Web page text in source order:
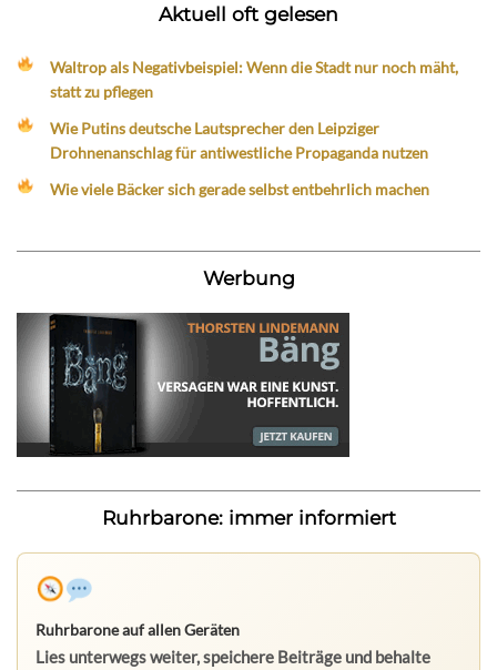
Aktuell oft gelesen
Waltrop als Negativbeispiel: Wenn die Stadt nur noch mäht,
statt zu pflegen
Wie Putins deutsche Lautsprecher den Leipziger
Drohnenanschlag für antiwestliche Propaganda nutzen
Wie viele Bäcker sich gerade selbst entbehrlich machen
Werbung
Ruhrbarone: immer informiert
Ruhrbarone auf allen Geräten
Lies unterwegs weiter, speichere Beiträge und behalte